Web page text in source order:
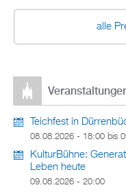
alle
Teichfest in
08.08.2026 - 18:00 bis
KulturBühne:
Leben heute
09.08.2026 - 20:00